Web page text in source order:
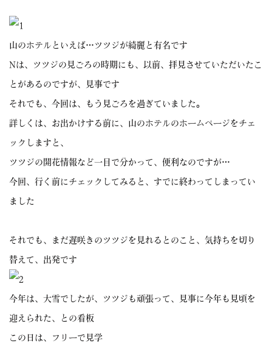
山のホテルといえば…ツツジが綺麗と有名です
Nは、ツツジの見ごろの時期にも、以前、拝見させていただいたこ
とがあるのですが、見事です
それでも、今回は、もう見ごろを過ぎていました。
詳しくは、お出かけする前に、山のホテルのホームページをチェ
ックしますと、
ツツジの開花情報など一目で分かって、便利なのですが…
今回、行く前にチェックしてみると、すでに終わってしまってい
ました
それでも、まだ遅咲きのツツジを見れるとのこと、気持ちを切り
替えて、出発です
今年は、大雪でしたが、ツツジも頑張って、見事に今年も見頃を
迎えられた、との看板
この日は、フリーで見学